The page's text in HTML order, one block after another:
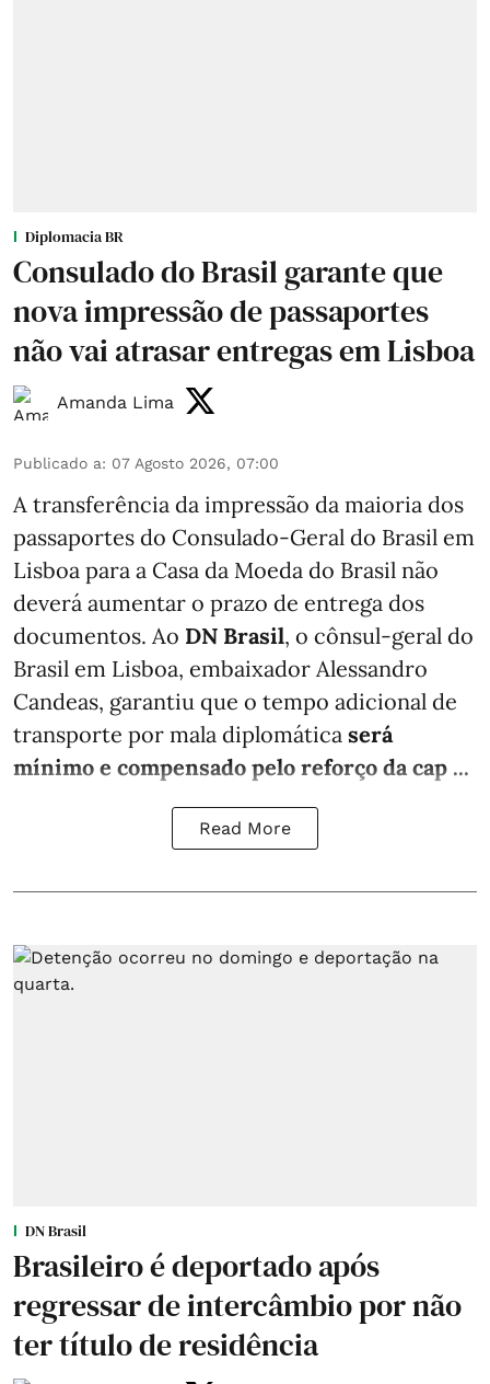
Diplomacia BR
Consulado do Brasil garante que
nova impressão de passaportes
não vai atrasar entregas em Lisboa
Amanda Lima
Publicado a: 07 Agosto 2026, 07:00
A transferência da impressão da maioria dos
passaportes do Consulado-Geral do Brasil em
Lisboa para a Casa da Moeda do Brasil não
deverá aumentar o prazo de entrega dos
documentos. Ao DN Brasil, o cônsul-geral do
Brasil em Lisboa, embaixador Alessandro
Candeas, garantiu que o tempo adicional de
transporte por mala diplomática será
mínimo e compensado pelo reforço da cap ...
Read More
DN Brasil
Brasileiro é deportado após
regressar de intercâmbio por não
ter título de residência